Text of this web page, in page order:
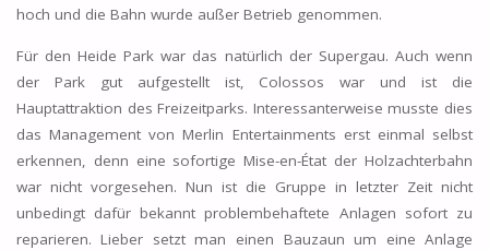
hoch und die Bahn wurde außer Betrieb genommen.
Für den Heide Park war das natürlich der Supergau. Auch wenn
der Park gut aufgestellt ist, Colossos war und ist die
Hauptattraktion des Freizeitparks. Interessanterweise musste dies
das Management von Merlin Entertainments erst einmal selbst
erkennen, denn eine sofortige Mise-en-État der Holzachterbahn
war nicht vorgesehen. Nun ist die Gruppe in letzter Zeit nicht
unbedingt dafür bekannt problembehaftete Anlagen sofort zu
reparieren. Lieber setzt man einen Bauzaun um eine Anlage